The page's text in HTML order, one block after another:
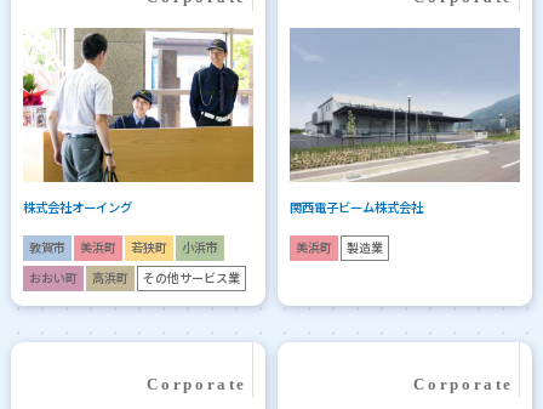
株式会社オーイング
敦賀市 美浜町 若狭町 小浜市
おおい町 高浜町 その他サービス業
関西電子ビーム株式会社
美浜町 製造業